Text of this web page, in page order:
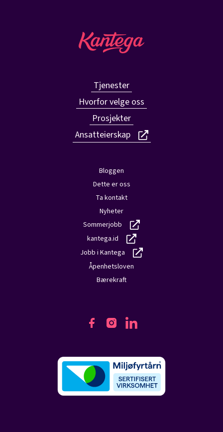
Tjenester
Hvorfor velge oss
Prosjekter
Ansatteierskap
Bloggen
Dette er oss
Ta kontakt
Nyheter
Sommerjobb
kantega.id
Jobb i Kantega
Åpenhetsloven
Bærekraft